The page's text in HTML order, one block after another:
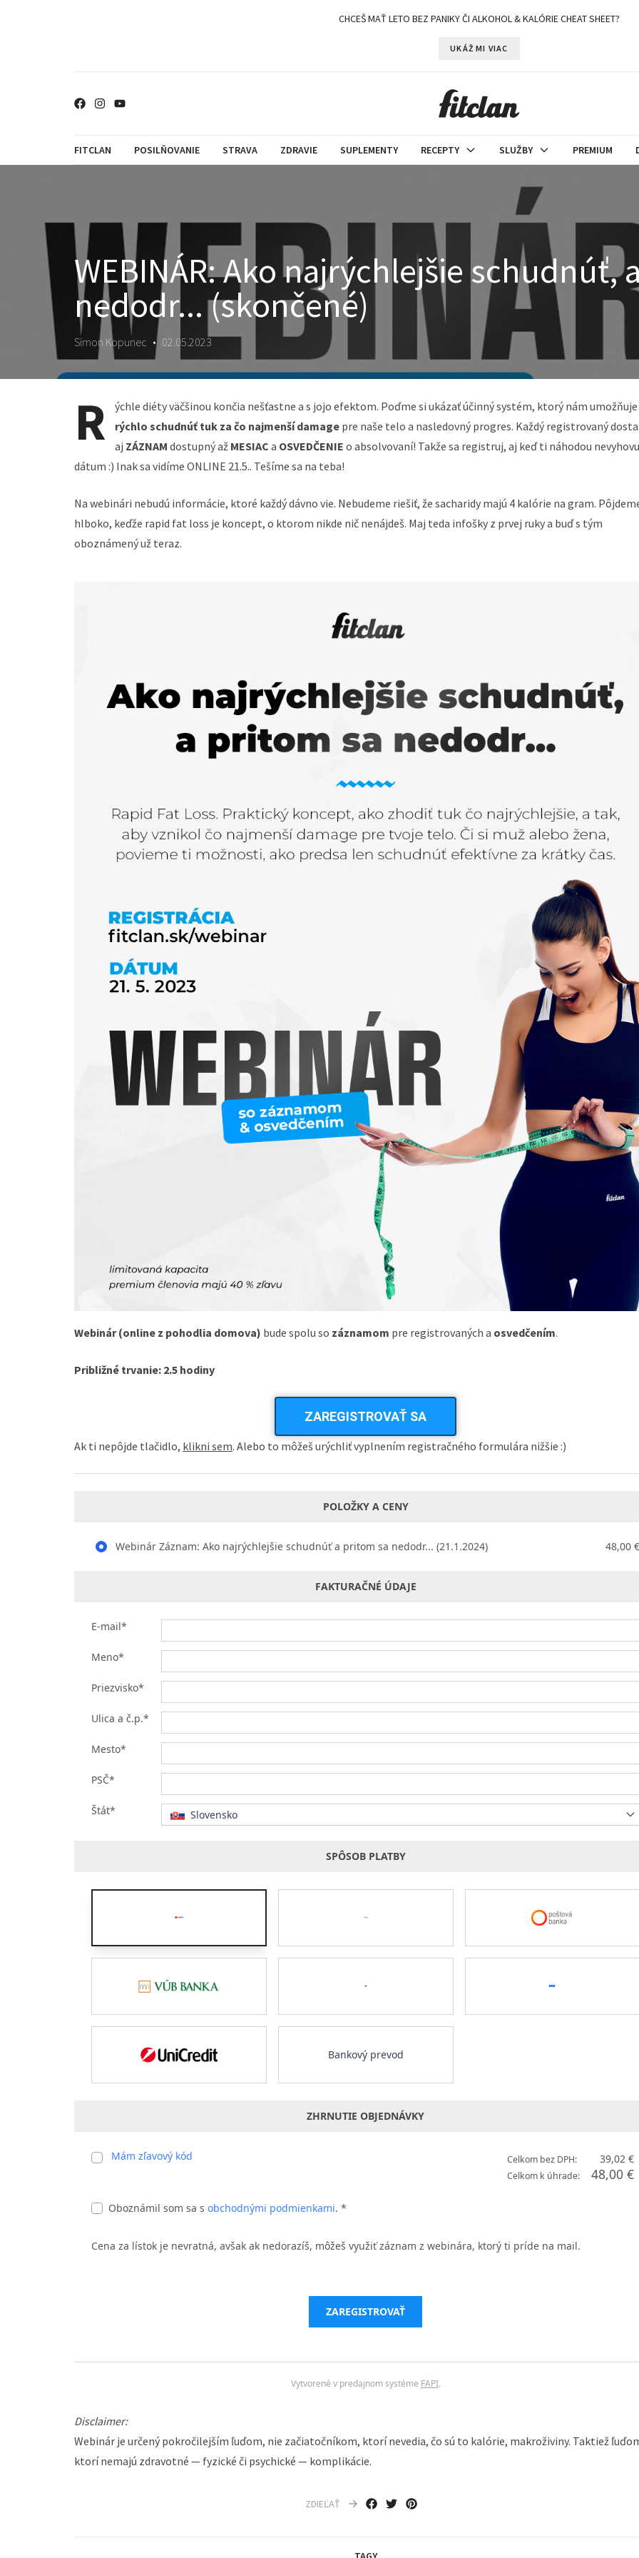
CHCEŠ MAŤ LETO BEZ PANIKY ČI ALKOHOL & KALÓRIE CHEAT SHEET?
UKÁŽ MI VIAC
FITCLAN POSILŇOVANIE STRAVA ZDRAVIE SUPLEMENTY RECEPTY SLUŽBY PREMIUM
WEBINÁR: Ako najrýchlejšie schudnúť,
nedodr... (skončené)
Simon Kopunec • 02.05.2023
R
ýchle diéty väčšinou končia nešťastne a s jojo efektom. Poďme si ukázať účinný systém, ktorý nám umožňuje
rýchlo schudnúť tuk za čo najmenší damage pre naše telo a nasledovný progres. Každý registrovaný
aj ZÁZNAM dostupný až MESIAC a OSVEDČENIE o absolvovaní! Takže sa registruj, aj keď ti náhodou
dátum :) Inak sa vidíme ONLINE 21.5.. ​​​​​​​Tešíme sa na teba!
Na webinári nebudú informácie, ktoré každý dávno vie. Nebudeme riešiť, že sacharidy majú 4 kalórie na gram.
hlboko, keďže rapid fat loss je koncept, o ktorom nikde nič nenájdeš. Maj teda infošky z prvej ruky a buď s tým
oboznámený už teraz.
Webinár (online z pohodlia domova) bude spolu so záznamom pre registrovaných a osvedčením.
Približné trvanie: 2.5 hodiny
ZAREGISTROVAŤ SA
Ak ti nepôjde tlačidlo, klikni sem. Alebo to môžeš urýchliť vyplnením registračného formulára nižšie :)
POLOŽKY A CENY
Webinár Záznam: Ako najrýchlejšie schudnúť a pritom sa nedodr... (21.1.2024) 48,00
FAKTURAČNÉ ÚDAJE
E-mail*
Meno*
Priezvisko*
Ulica a č.p.*
Mesto*
PSČ*
Štát* Slovensko
SPÔSOB PLATBY
Bankový prevod
ZHRNUTIE OBJEDNÁVKY
Mám zľavový kód Celkom bez DPH: 39,02 €
Celkom k úhrade: 48,00 €
Oboznámil som sa s obchodnými podmienkami. *
Cena za lístok je nevratná, avšak ak nedorazíš, môžeš využiť záznam z webinára, ktorý ti príde na mail.
ZAREGISTROVAŤ
Vytvorené v predajnom systéme FAPI.
Disclaimer:
Webinár je určený pokročilejším ľuďom, nie začiatočníkom, ktorí nevedia, čo sú to kalórie, makroživiny. Taktiež
ktorí nemajú zdravotné — fyzické či psychické — komplikácie.
ZDIEĽAŤ